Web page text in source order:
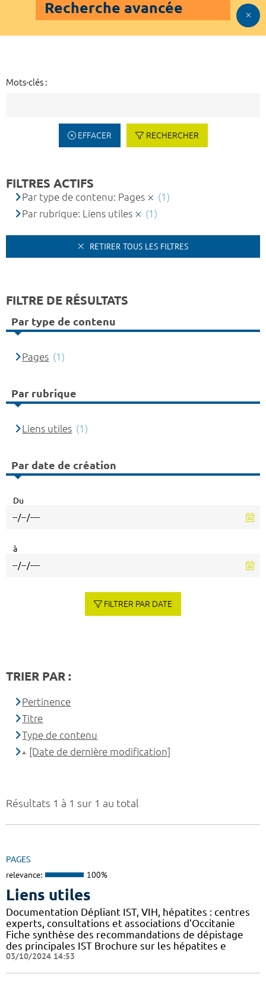
Recherche avancée
Mots-clés :
EFFACER RECHERCHER
Résultats 1 à 1 sur 1 au total
PAGES
relevance: 100%
Liens utiles
Documentation Dépliant IST, VIH, hépatites : centres
experts, consultations et associations d'Occitanie
Fiche synthèse des recommandations de dépistage
des principales IST Brochure sur les hépatites e
03/10/2024 14:53
FILTRES ACTIFS
Par type de contenu: Pages
(1)
Par rubrique: Liens utiles
(1)
RETIRER TOUS LES FILTRES
FILTRE DE RÉSULTATS
Par type de contenu
Pages (1)
Par rubrique
Liens utiles (1)
Par date de création
Du
à
FILTRER PAR DATE
TRIER PAR :
Pertinence
Titre
Type de contenu
[Date de dernière modification]